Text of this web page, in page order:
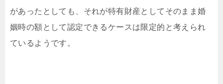
があったとしても、それが特有財産としてそのまま婚
姻時の額として認定できるケースは限定的と考えられ
ているようです。